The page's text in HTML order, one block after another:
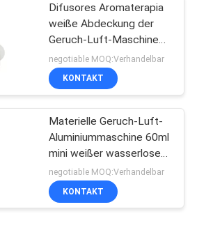
Difusores Aromaterapia
weiße Abdeckung der
Geruch-Luft-Maschinen-
500ml des Geruch-800-
1200m3
negotiable MOQ:Verhandelbar
KONTAKT
Materielle Geruch-Luft-
Aluminiummaschine 60ml
mini weißer wasserloser
Diffusor Soems
negotiable MOQ:Verhandelbar
KONTAKT